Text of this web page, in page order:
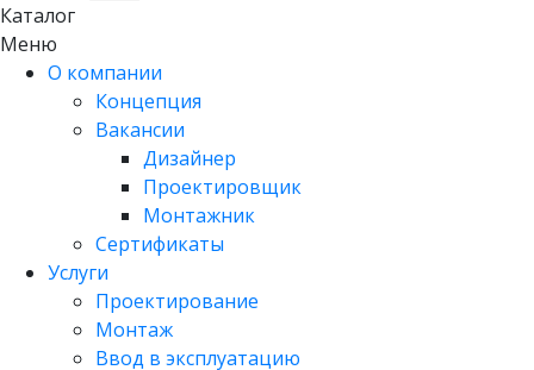
Каталог
Меню
О компании
Концепция
Вакансии
Дизайнер
Проектировщик
Монтажник
Сертификаты
Услуги
Проектирование
Монтаж
Ввод в эксплуатацию